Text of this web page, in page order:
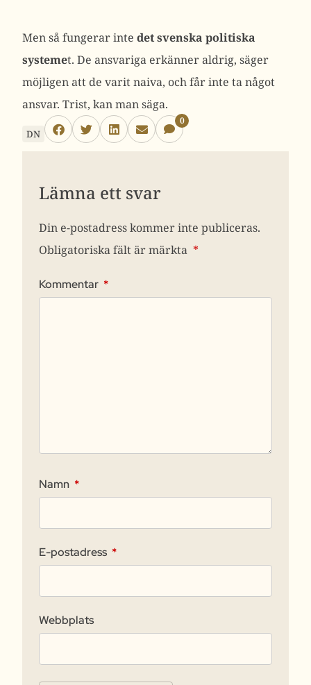
Men så fungerar inte det svenska politiska
systemet. De ansvariga erkänner aldrig, säger
möjligen att de varit naiva, och får inte ta något
ansvar. Trist, kan man säga.
DN
0
Lämna ett svar
Din e-postadress kommer inte publiceras.
Obligatoriska fält är märkta *
Kommentar *
Namn *
E-postadress *
Webbplats